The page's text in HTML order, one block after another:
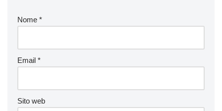
Nome *
Email *
Sito web